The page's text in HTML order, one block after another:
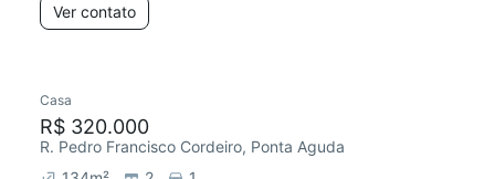
Ver contato
Casa
R$ 320.000
R. Pedro Francisco Cordeiro, Ponta Aguda